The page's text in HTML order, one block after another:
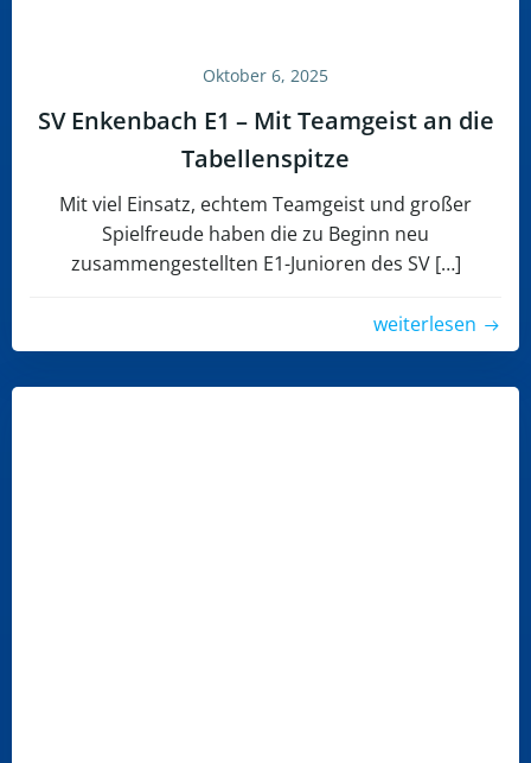
Oktober 6, 2025
SV Enkenbach E1 – Mit Teamgeist an die
Tabellenspitze
Mit viel Einsatz, echtem Teamgeist und großer
Spielfreude haben die zu Beginn neu
zusammengestellten E1-Junioren des SV […]
weiterlesen